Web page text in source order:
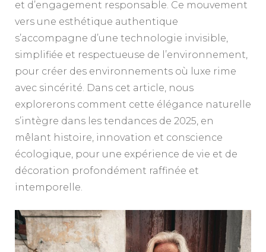
et d’engagement responsable. Ce mouvement
vers une esthétique authentique
s’accompagne d’une technologie invisible,
simplifiée et respectueuse de l’environnement,
pour créer des environnements où luxe rime
avec sincérité. Dans cet article, nous
explorerons comment cette élégance naturelle
s’intègre dans les tendances de 2025, en
mêlant histoire, innovation et conscience
écologique, pour une expérience de vie et de
décoration profondément raffinée et
intemporelle.